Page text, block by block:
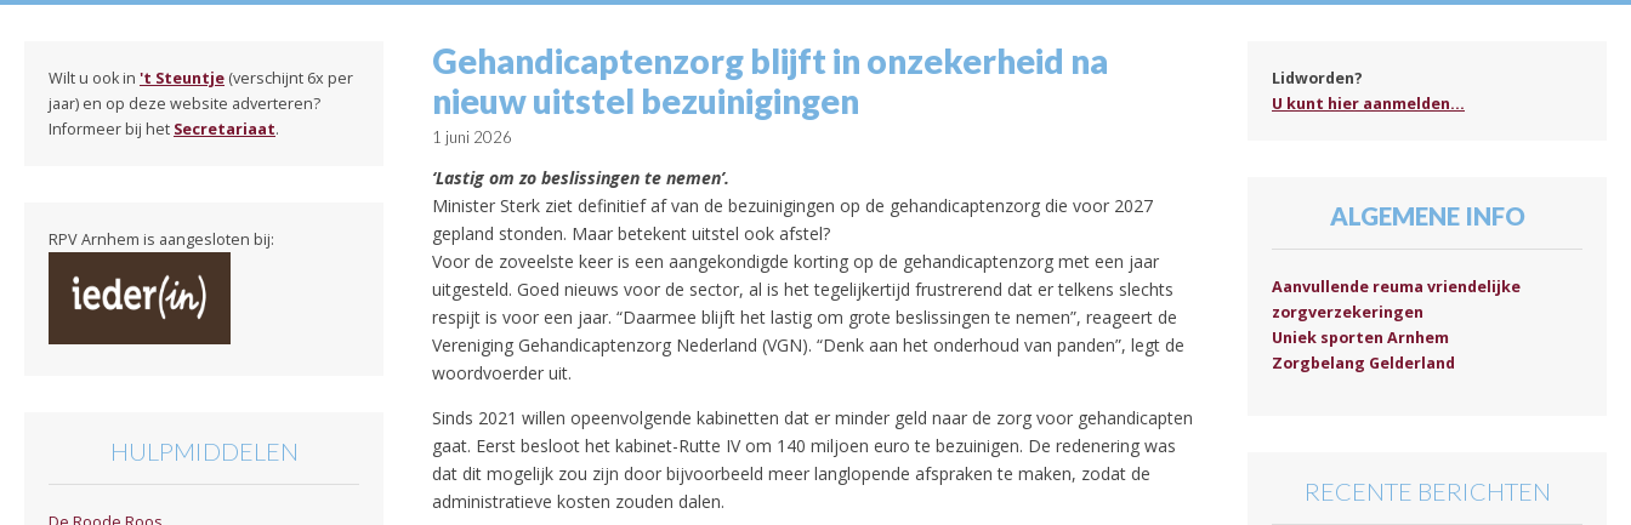
Gehandicaptenzorg blijft in onzekerheid na
nieuw uitstel bezuinigingen
1 juni 2026
‘Lastig om zo beslissingen te nemen’.
Minister Sterk ziet definitief af van de bezuinigingen op de gehandicaptenzorg die voor 2027
gepland stonden. Maar betekent uitstel ook afstel?
Voor de zoveelste keer is een aangekondigde korting op de gehandicaptenzorg met een jaar
uitgesteld. Goed nieuws voor de sector, al is het tegelijkertijd frustrerend dat er telkens slechts
respijt is voor een jaar. “Daarmee blijft het lastig om grote beslissingen te nemen”, reageert de
Vereniging Gehandicaptenzorg Nederland (VGN). “Denk aan het onderhoud van panden”, legt de
woordvoerder uit.
Sinds 2021 willen opeenvolgende kabinetten dat er minder geld naar de zorg voor gehandicapten
gaat. Eerst besloot het kabinet-Rutte IV om 140 miljoen euro te bezuinigen. De redenering was
dat dit mogelijk zou zijn door bijvoorbeeld meer langlopende afspraken te maken, zodat de
administratieve kosten zouden dalen.
Wilt u ook in 't Steuntje (verschijnt 6x per
jaar) en op deze website adverteren?
Informeer bij het Secretariaat.
RPV Arnhem is aangesloten bij:
HULPMIDDELEN
Lidworden?
U kunt hier aanmelden...
ALGEMENE INFO
Aanvullende reuma vriendelijke
zorgverzekeringen
Uniek sporten Arnhem
Zorgbelang Gelderland
RECENTE BERICHTEN